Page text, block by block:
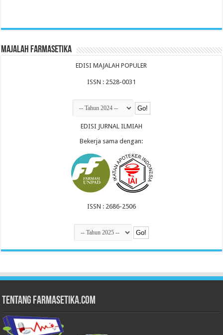
Majalah Farmasetika
EDISI MAJALAH POPULER
ISSN : 2528-0031
EDISI JURNAL ILMIAH
Bekerja sama dengan:
ISSN : 2686-2506
Tentang Farmasetika.com